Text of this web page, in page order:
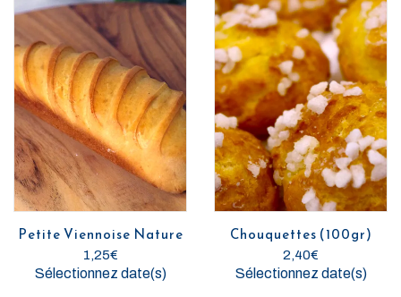
Petite Viennoise Nature
1,25€
Sélectionnez date(s)
Chouquettes (100gr)
2,40€
Sélectionnez date(s)